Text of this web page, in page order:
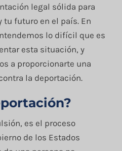
legal sólida para
tu futuro en el país. En
lo difícil que es
esta situación, y
a proporcionarte una
la deportación.
es el proceso
de los Estados